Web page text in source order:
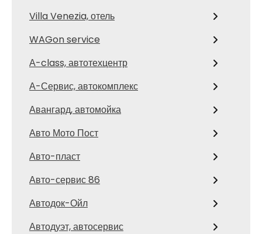
Villa Venezia, отель
WAGon service
А-class, автотехцентр
А-Сервис, автокомплекс
Авангард, автомойка
Авто Мото Пост
Авто-пласт
Авто-сервис 86
Автодок-Ойл
Автодуэт, автосервис